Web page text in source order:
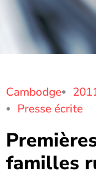
Cambodge
Presse écrite
familles